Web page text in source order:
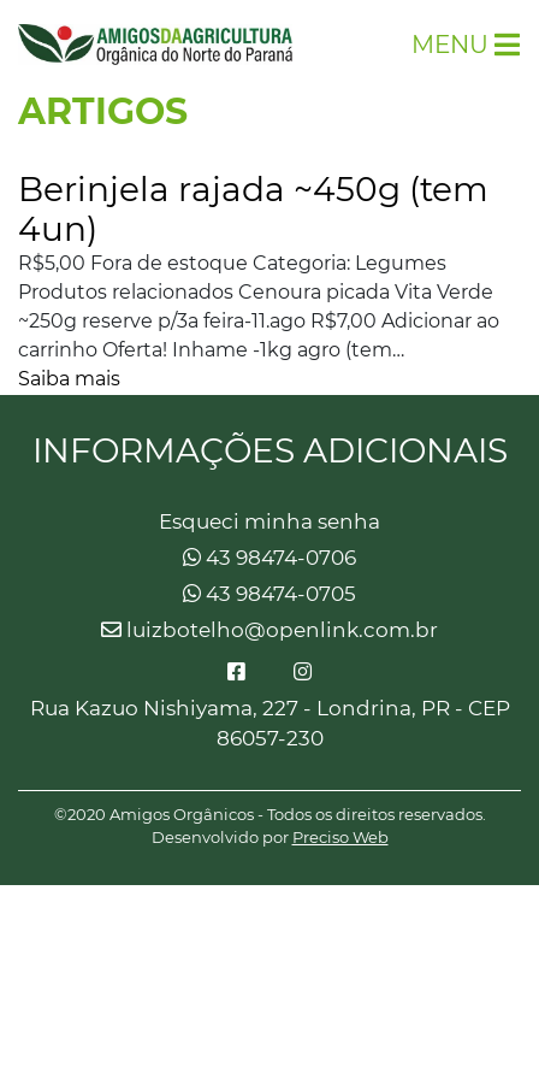
MENU
ARTIGOS
Berinjela rajada ~450g (tem
4un)
R$5,00 Fora de estoque Categoria: Legumes
Produtos relacionados Cenoura picada Vita Verde
~250g reserve p/3a feira-11.ago R$7,00 Adicionar ao
carrinho Oferta! Inhame -1kg agro (tem…
Saiba mais
INFORMAÇÕES ADICIONAIS
Esqueci minha senha
43 98474-0706
43 98474-0705
luizbotelho@openlink.com.br
Rua Kazuo Nishiyama, 227 - Londrina, PR - CEP
86057-230
©2020 Amigos Orgânicos - Todos os direitos reservados.
Desenvolvido por Preciso Web